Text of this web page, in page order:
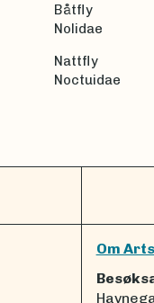
Båtfly
Nolidae
Nattfly
Noctuidae
Om